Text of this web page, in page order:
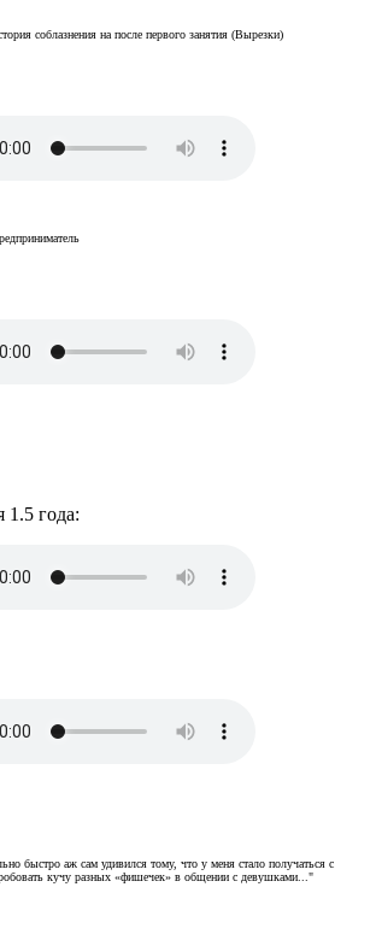
соблазнения на после первого занятия (Вырезки)
1.5 года:
быстро аж сам удивился тому, что у меня стало получаться с
кучу разных «фишечек» в общении с девушками..."